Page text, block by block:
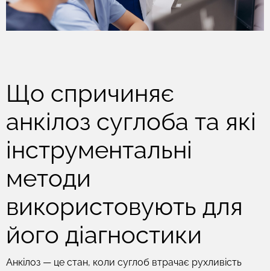
Що спричиняє
анкілоз суглоба та які
інструментальні
методи
використовують для
його діагностики
Анкілоз — це стан, коли суглоб втрачає рухливість